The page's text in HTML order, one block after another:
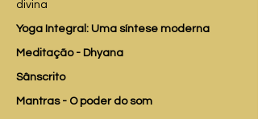
divina
Yoga Integral: Uma síntese moderna
Meditação - Dhyana
Sânscrito
Mantras - O poder do som